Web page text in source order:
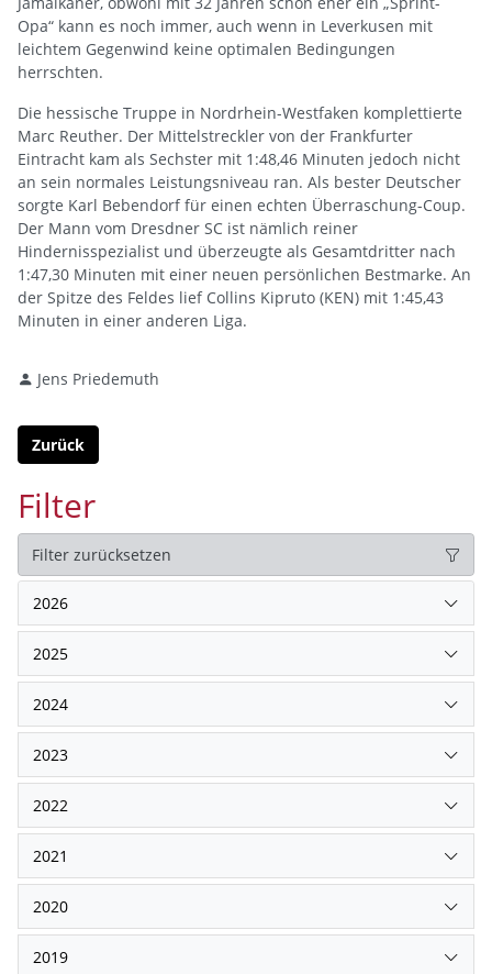
Opa“ kann es noch immer, auch wenn in Leverkusen mit
leichtem Gegenwind keine optimalen Bedingungen
herrschten.
Die hessische Truppe in Nordrhein-Westfaken komplettierte
Marc Reuther. Der Mittelstreckler von der Frankfurter
Eintracht kam als Sechster mit 1:48,46 Minuten jedoch nicht
an sein normales Leistungsniveau ran. Als bester Deutscher
sorgte Karl Bebendorf für einen echten Überraschung-Coup.
Der Mann vom Dresdner SC ist nämlich reiner
Hindernisspezialist und überzeugte als Gesamtdritter nach
1:47,30 Minuten mit einer neuen persönlichen Bestmarke. An
der Spitze des Feldes lief Collins Kipruto (KEN) mit 1:45,43
Minuten in einer anderen Liga.
Jens Priedemuth
Zurück
Filter
Filter zurücksetzen
2026
2025
2024
2023
2022
2021
2020
2019